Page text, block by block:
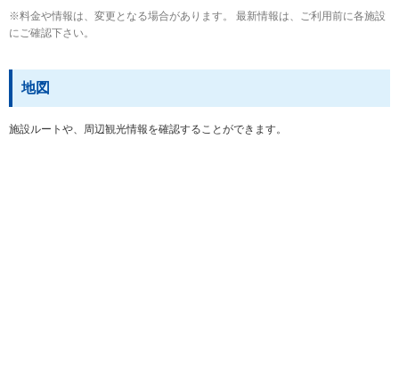
※料金や情報は、変更となる場合があります。 最新情報は、ご利用前に各施設
にご確認下さい。
地図
施設ルートや、周辺観光情報を確認することができます。